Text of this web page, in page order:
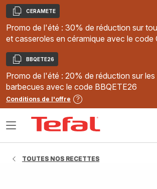
Copier
CERAMETE
Promo de l'été : 30% de réduction sur
et casseroles en céramique avec le code
Copier
BBQETE26
Promo de l'été : 20% de réduction sur les
barbecues avec le code BBQETE26
Conditions de l'offre
Ouvrir
TOUTES NOS RECETTES